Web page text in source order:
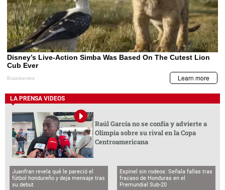
LA PRENSA VIDEOS
Raúl García no se confía y advierte a
Olimpia sobre su rival en la Copa
Centroamericana
Juanfran revela qué le pareció el
fútbol hondureño y deja mensaje tras
su debut
Espinel sin rodeos: Señala fallas tras
fracaso de Honduras en el
Premundial Sub-20